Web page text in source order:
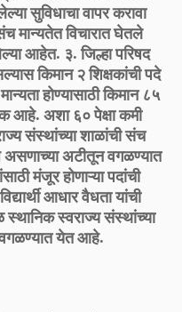
सुविधाचा वापर करावा
मान्यतेत विचारात घेतले
आहेत. ३. जिल्हा परिषद
किमान २ शिक्षकांची पदे
होण्यासाठी किमान ८५
आहे. अशा ६० पेक्षा कमी
संस्थांच्या शाळांची संच
असणाच्या अटीतून वगळण्यात
मंजूर होणाऱ्या पदांची
आधार वैधता यांची
स्थानिक स्वराज्य संस्थांच्या
येत आहे.